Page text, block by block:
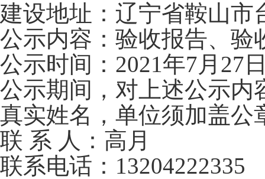
建设地址：辽宁省鞍山
公示内容：验收报告、验
公示时间：2021年7月27
公示期间，对上述公示内
真实姓名，单位须加盖公
联 系 人：高月
联系电话：13204222335